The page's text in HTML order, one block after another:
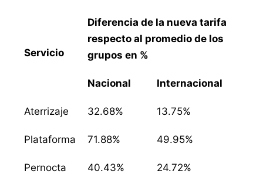
Servicio
Diferencia de la nueva tarifa
respecto al promedio de los
grupos en %
Nacional Internacional
Aterrizaje 32.68% 13.75%
Plataforma 71.88% 49.95%
Pernocta 40.43% 24.72%